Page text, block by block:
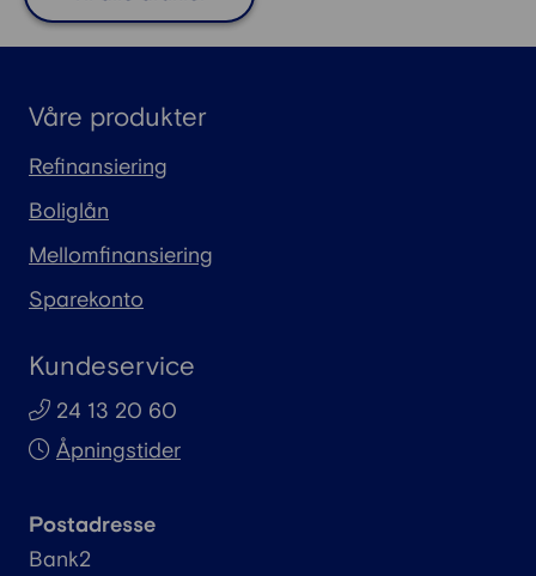
Våre produkter
Refinansiering
Boliglån
Mellomfinansiering
Sparekonto
Kundeservice
24 13 20 60
Åpningstider
Postadresse
Bank2